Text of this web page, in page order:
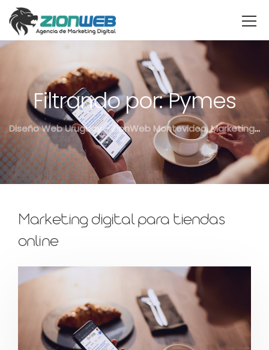
Filtrando por: Pymes
Diseño Web Uruguay - ZionWeb Montevideo, Marketing Digital, SEO
Marketing digital para tiendas
online